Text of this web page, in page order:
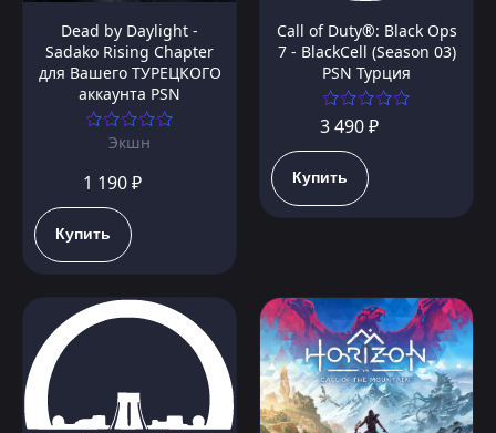
Dead by Daylight -
Sadako Rising Chapter
для Вашего ТУРЕЦКОГО
аккаунта PSN
Экшн
1 190 ₽
Купить
Call of Duty®: Black Ops
7 - BlackCell (Season 03)
PSN Турция
3 490 ₽
Купить